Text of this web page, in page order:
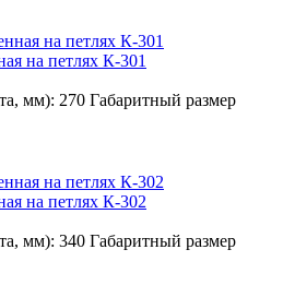
на петлях К-301
мм): 270 Габаритный размер
на петлях К-302
мм): 340 Габаритный размер